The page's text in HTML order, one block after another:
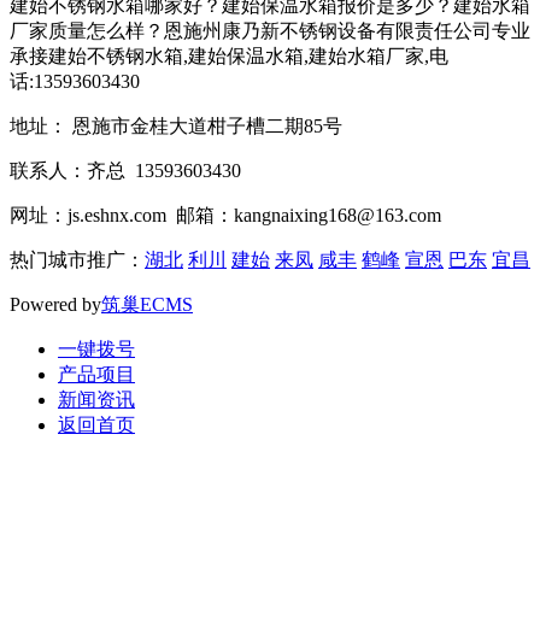
建始不锈钢水箱哪家好？建始保温水箱报价是多少？建始水箱
厂家质量怎么样？恩施州康乃新不锈钢设备有限责任公司专业
承接建始不锈钢水箱,建始保温水箱,建始水箱厂家,电
话:13593603430
地址： 恩施市金桂大道柑子槽二期85号
联系人：齐总 13593603430
网址：js.eshnx.com 邮箱：kangnaixing168@163.com
热门城市推广： 湖北 利川 建始 来凤 咸丰 鹤峰 宣恩 巴东 宜昌
Powered by筑巢ECMS
一键拨号
产品项目
新闻资讯
返回首页